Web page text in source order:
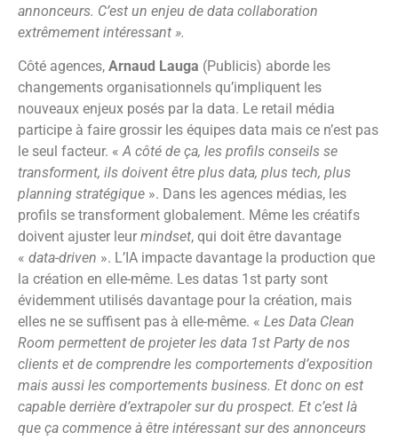
annonceurs. C’est un enjeu de data collaboration
extrêmement intéressant ».
Côté agences, Arnaud Lauga (Publicis) aborde les
changements organisationnels qu’impliquent les
nouveaux enjeux posés par la data. Le retail média
participe à faire grossir les équipes data mais ce n’est pas
le seul facteur. «A côté de ça, les profils conseils se
transforment, ils doivent être plus data, plus tech, plus
planning stratégique ». Dans les agences médias, les
profils se transforment globalement. Même les créatifs
doivent ajuster leur mindset, qui doit être davantage
« data-driven ». L’IA impacte davantage la production que
la création en elle-même. Les datas 1st party sont
évidemment utilisés davantage pour la création, mais
elles ne se suffisent pas à elle-même. « Les Data Clean
Room permettent de projeter les data 1st Party de nos
clients et de comprendre les comportements d’exposition
mais aussi les comportements business. Et donc on est
capable derrière d’extrapoler sur du prospect. Et c’est là
que ça commence à être intéressant sur des annonceurs